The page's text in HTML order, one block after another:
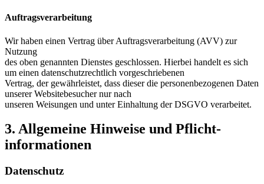
Auftragsverarbeitung
Wir haben einen Vertrag über Auftragsverarbeitung (AVV) zur
Nutzung
des oben genannten Dienstes geschlossen. Hierbei handelt es sich
um einen datenschutzrechtlich vorgeschriebenen
Vertrag, der gewährleistet, dass dieser die personenbezogenen Daten
unserer Websitebesucher nur nach
unseren Weisungen und unter Einhaltung der DSGVO verarbeitet.
3. Allgemeine Hinweise und Pflicht­
informationen
Datenschutz